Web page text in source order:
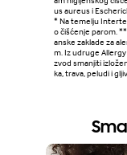
us aureus i
* Na temelju
o čišćenje parom.
anske zaklade za
m. Iz udruge
zvod smanjiti
ka, trava, peludi i